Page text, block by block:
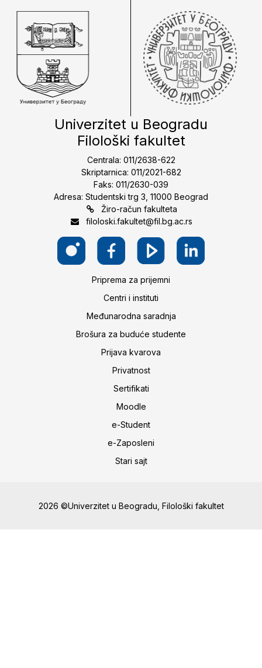
Univerzitet u Beogradu
Filološki fakultet
Centrala: 011/2638-622
Skriptarnica: 011/2021-682
Faks: 011/2630-039
Adresa: Studentski trg 3, 11000 Beograd
Žiro-račun fakulteta
filoloski.fakultet@fil.bg.ac.rs
Priprema za prijemni
Centri i instituti
Međunarodna saradnja
Brošura za buduće studente
Prijava kvarova
Privatnost
Sertifikati
Moodle
e-Student
e-Zaposleni
Stari sajt
2026 ©Univerzitet u Beogradu, Filološki fakultet